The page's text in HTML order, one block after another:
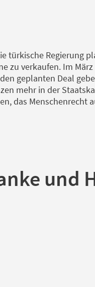
türkische Regierung
zu verkaufen. Im
geplanten Deal
mehr in der
das Menschenrecht
und